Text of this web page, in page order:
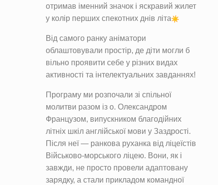
отримав іменний значок і яскравий жилет
у колір перших спекотних днів літа
Від самого ранку аніматори
облаштовували простір, де діти могли б
вільно проявити себе у різних видах
активності та інтелектуальних завданнях!
Програму ми розпочали зі спільної
молитви разом із о. Олександром
Французом, випускником благодійних
літніх шкіл англійської мови у Заздрості.
Після неї — ранкова руханка від ліцеїстів
Військово-морського ліцею. Вони, як і
завжди, не просто провели адаптовану
зарядку, а стали прикладом командної